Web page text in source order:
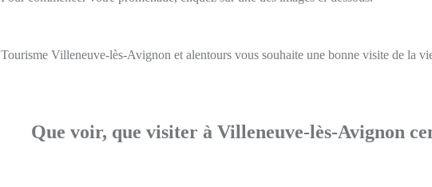
Tourisme Villeneuve-lès-Avignon et alentours vous souhaite une bonne visite de la
Que voir, que visiter à Villeneuve-lès-Avignon